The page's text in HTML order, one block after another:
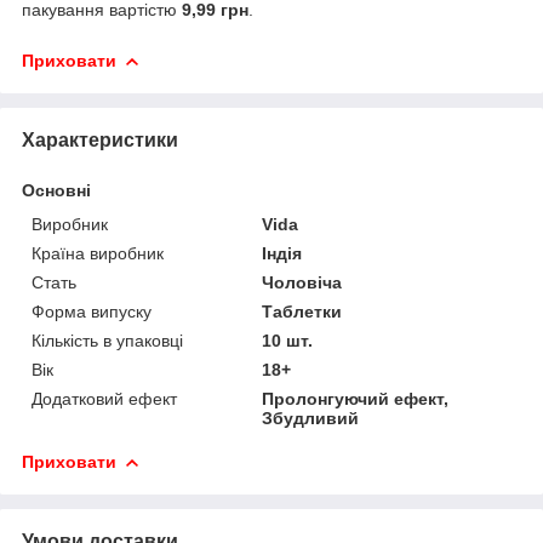
пакування вартістю 9,99 грн
Приховати
Характеристики
Основні
Виробник
Vida
Країна виробник
Індія
Стать
Чоловіча
Форма випуску
Таблетки
Кількість в упаковці
10 шт.
Вік
18+
Додатковий ефект
Пролонгуючий ефект,
Збудливий
Приховати